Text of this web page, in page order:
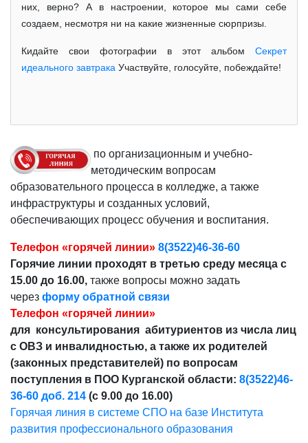
них, верно? А в настроении, которое мы сами себе
создаем, несмотря ни на какие жизненные сюрпризы.
Кидайте свои фотографии в этот альбом Секрет
идеального завтрака Участвуйте, голосуйте, побеждайте!
по организационным и учебно-
методическим вопросам
образовательного процесса в колледже, а также
инфраструктуры и созданных условий,
обеспечивающих процесс обучения и воспитания.
Телефон «горячей линии» 8(3522)46-36-60
Горячие линии проходят в третью среду месяца с
15.00 до 16.00, также вопросы можно задать
через форму обратной связи
Телефон «горячей линии»
для консультирования абитуриентов из числа лиц
с ОВЗ и инвалидностью, а также их родителей
(законных представителей) по вопросам
поступления в ПОО Курганской области: 8(3522)46-
36-60 доб. 214 (с 9.00 до 16.00)
Горячая линия в системе СПО на базе Института
развития профессионального образования